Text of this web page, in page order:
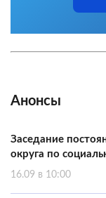
Анонсы
Заседание
округа по
16.09 в 10:00